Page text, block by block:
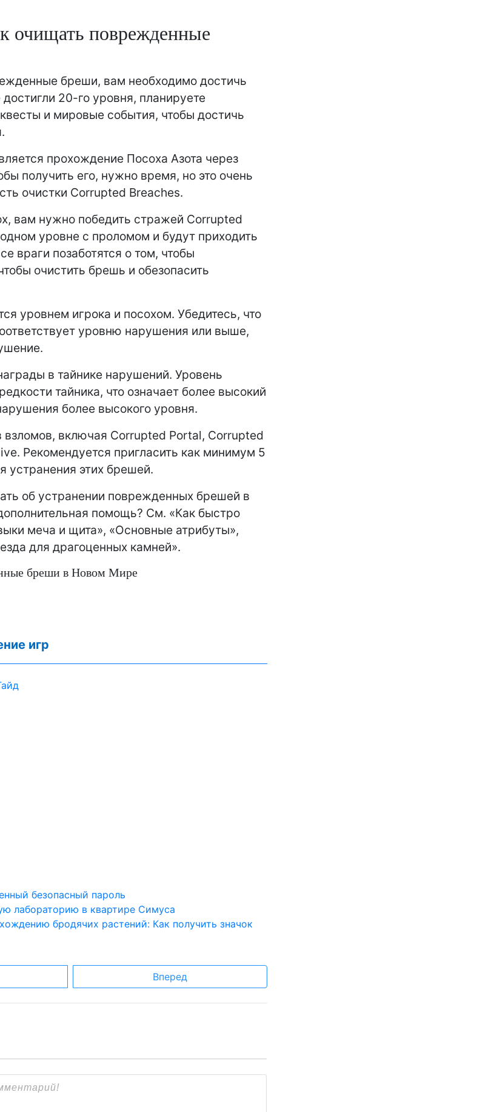
очищать поврежденные
бреши, вам необходимо достичь
20-го уровня, планируете
и мировые события, чтобы достичь
прохождение Посоха Азота через
получить его, нужно время, но это очень
очистки Corrupted Breaches.
вам нужно победить стражей Corrupted
уровне с проломом и будут приходить
враги позаботятся о том, чтобы
очистить брешь и обезопасить
уровнем игрока и посохом. Убедитесь, что
уровню нарушения или выше,
в тайнике нарушений. Уровень
тайника, что означает более высокий
более высокого уровня.
взломов, включая Corrupted Portal, Corrupted
Рекомендуется пригласить как минимум 5
устранения этих брешей.
об устранении поврежденных брешей в
помощь? См. «Как быстро
меча и щита», «Основные атрибуты»,
для драгоценных камней».
бреши в Новом Мире
игр
безопасный пароль
лабораторию в квартире Симуса
бродячих растений: Как получить значок
Вперед